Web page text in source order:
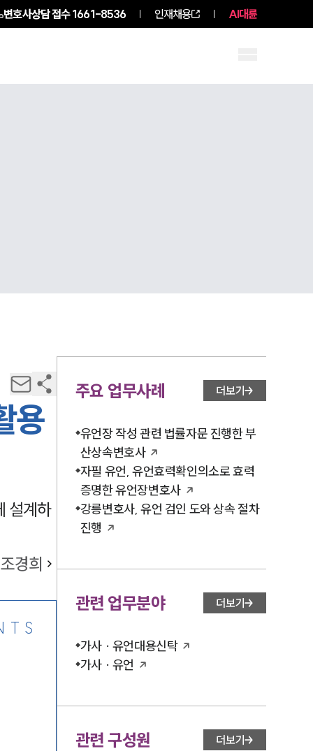
변호사상담 접수1661-8536 인재채용 AI대륜
용
설계하
조경희
주요 업무사례 더보기
유언장 작성 관련 법률자문 진행한 부
산상속변호사
자필 유언, 유언효력확인의소로 효력
증명한 유언장변호사
강릉변호사, 유언 검인 도와 상속 절차
진행
관련 업무분야 더보기
가사 · 유언대용신탁
가사 · 유언
관련 구성원 더보기